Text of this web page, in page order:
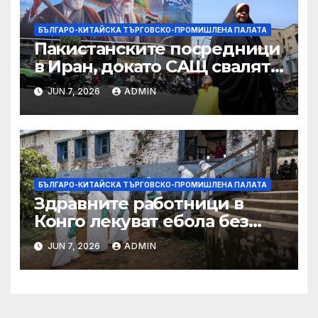
БЪЛГАРО-КИТАЙСКА ТЪРГОВСКО-ПРОМИШЛЕНА ПАЛАТА
Пакистанските посредници
в Иран, докато САЩ свалят
дронове, Ливан търси мир
JUN 7, 2026 ADMIN
БЪЛГАРО-КИТАЙСКА ТЪРГОВСКО-ПРОМИШЛЕНА ПАЛАТА
Здравните работници в
Конго лекуват ебола без
заплащане, докато СЗО
търси ресурси
JUN 7, 2026 ADMIN